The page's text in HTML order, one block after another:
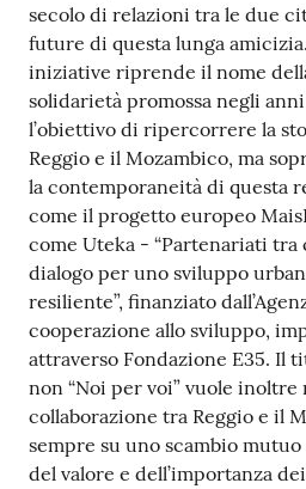
secolo di relazioni tra le due
future di questa lunga
iniziative riprende il nome
solidarietà promossa negli
l’obiettivo di ripercorrere la
Reggio e il Mozambico, ma
la contemporaneità di questa
come il progetto europeo
come Uteka - “Partenariati
dialogo per uno sviluppo
resiliente”, finanziato
cooperazione allo sviluppo,
attraverso Fondazione E35. Il
non “Noi per voi” vuole inoltre
collaborazione tra Reggio e il
sempre su uno scambio
del valore e dell’importanza